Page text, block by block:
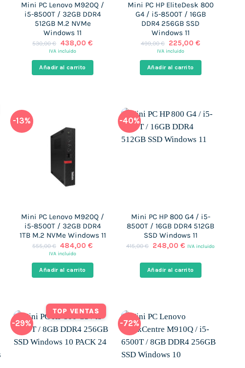
Mini PC Lenovo M920Q /
i5-8500T / 32GB DDR4
512GB M.2 NVMe
Windows 11
530,00€
El
precio
era:
530,00 €.
438,00 €El
es:
438,00 €.
IVA incluido
Añadir al carrito
Mini PC HP EliteDesk 800
G4 / i5-8500T / 16GB
DDR4 256GB SSD
Windows 11
499,00€
El
precio
era:
499,00 €.
225,00 €El
es:
225,00 €.
IVA incluido
Añadir al carrito
-13%
Mini PC Lenovo M920Q /
i5-8500T / 32GB DDR4
1TB M.2 NVMe Windows 11
555,00€ El
precio
era:
555,00 €.
484,00€
es:
484,00 €.
IVA incluido
Añadir al carrito
-40%
Mini PC HP 800 G4 / i5-
8500T / 16GB DDR4 512GB
SSD Windows 11
415,00€
El
era:
415,00 €.
248,00€ El
es:
248,00 €.
IVA incluido
Añadir al carrito
-29%
TOP VENTAS
-72%